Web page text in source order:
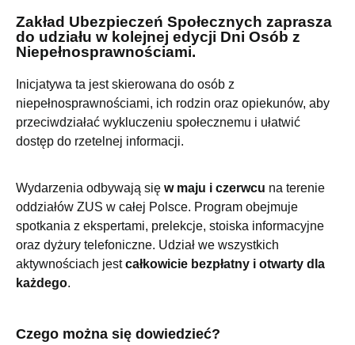
Zakład Ubezpieczeń Społecznych zaprasza
do udziału w kolejnej edycji Dni Osób z
Niepełnosprawnościami.
Inicjatywa ta jest skierowana do osób z
niepełnosprawnościami, ich rodzin oraz opiekunów, aby
przeciwdziałać wykluczeniu społecznemu i ułatwić
dostęp do rzetelnej informacji.
Wydarzenia odbywają się w maju i czerwcu na terenie
oddziałów ZUS w całej Polsce. Program obejmuje
spotkania z ekspertami, prelekcje, stoiska informacyjne
oraz dyżury telefoniczne. Udział we wszystkich
aktywnościach jestcałkowicie bezpłatny i otwarty dla
każdego.
Czego można się dowiedzieć?